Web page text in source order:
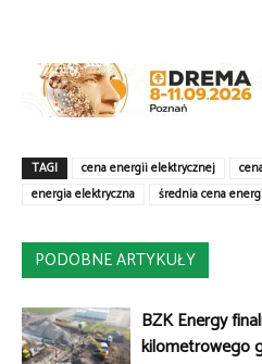
TAGI cena energii elektrycznej
energia elektryczna
średnia cena
PODOBNE ARTYKUŁY
BZK Energy
kilometrowego